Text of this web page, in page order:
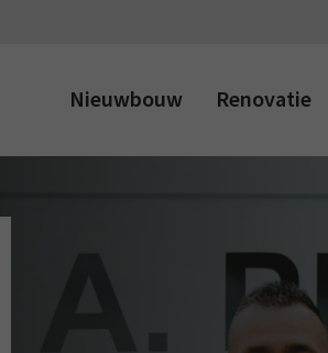
Nieuwbouw Renovatie